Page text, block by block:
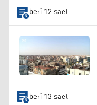
berî 12 saet
berî 13 saet